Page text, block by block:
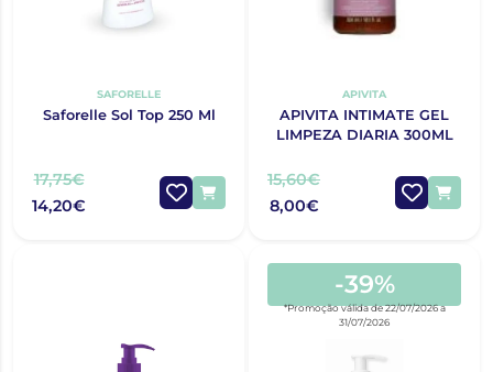
SAFORELLE
Saforelle Sol Top 250 Ml
17,75€
14,20€
APIVITA
APIVITA INTIMATE GEL
LIMPEZA DIARIA 300ML
15,60€
8,00€
-39%
*Promoção válida de 22/07/2026 a
31/07/2026